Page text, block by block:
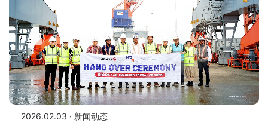
2026.02.03 · 新闻动态